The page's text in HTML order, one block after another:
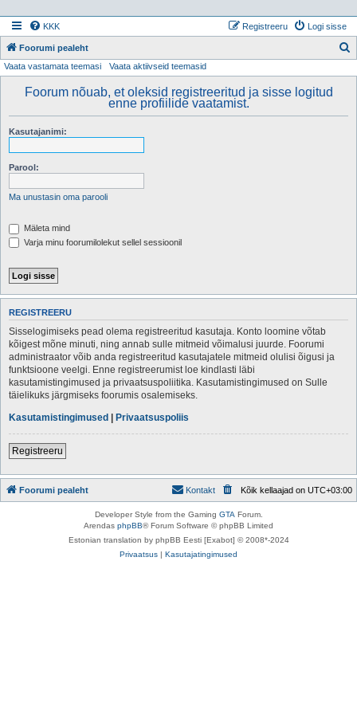
KKK Logi sisse
Registreeru
Foorumi pealeht
Vaata vastamata teemasi Vaata aktiivseid teemasid
Foorum nõuab, et oleksid registreeritud ja sisse logitud
enne profiilide vaatamist.
Kasutajanimi:
Parool:
Ma unustasin oma parooli
Mäleta mind
Varja minu foorumilolekut sellel sessioonil
REGISTREERU
Sisselogimiseks pead olema registreeritud kasutaja. Konto loomine võtab
kõigest mõne minuti, ning annab sulle mitmeid võimalusi juurde. Foorumi
administraator võib anda registreeritud kasutajatele mitmeid olulisi õigusi ja
funktsioone veelgi. Enne registreerumist loe kindlasti läbi
kasutamistingimused ja privaatsuspoliitika. Kasutamistingimused on Sulle
täielikuks järgmiseks foorumis osalemiseks.
Kasutamistingimused | Privaatsuspoliis
Registreeru
Foorumi pealeht Kõik kellaajad on UTC+03:00
Kontakt
Developer Style from the Gaming GTA Forum.
Arendas phpBB® Forum Software © phpBB Limited
Estonian translation by phpBB Eesti [Exabot] © 2008*-2024
Privaatsus | Kasutajatingimused